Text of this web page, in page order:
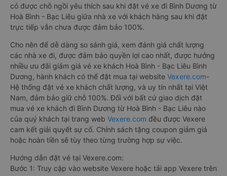
có được chỗ ngồi yêu thích sau khi đặt vé xe đi Bình Dương từ
Hoà Bình - Bạc Liêu giữa nhà xe với khách hàng sau khi đặt
trực tiếp vẫn chưa được đảm bảo 100%.
Cho nên để dễ dàng so sánh giá, xem đánh giá chất lượng
các nhà xe đi, được đảm bảo quyền lợi cao nhất, được hưởng
nhiều ưu đãi giảm giá vé xe khách Hoà Bình - Bạc Liêu Bình
Dương, hành khách có thể đặt mua tại website Vexere.com-
Hệ thống đặt vé xe khách chất lượng, và uy tín nhất tại Việt
Nam, đảm bảo giữ chỗ 100%. Đối với bất cứ giao dịch đặt
mua vé xe khách đi Bình Dương từ Hoà Bình - Bạc Liêu nào
của quý khách tại trang web Vexere.com đều được Vexere
cam kết giải quyết sự cố. Chính sách tặng coupon giảm giá
hoặc hoàn tiền sẽ tùy theo từng trường hợp sự việc.
Hướng dẫn đặt vé tại Vexere.com:
Bước 1: Truy cập vào website Vexere hoặc tải app Vexere trên